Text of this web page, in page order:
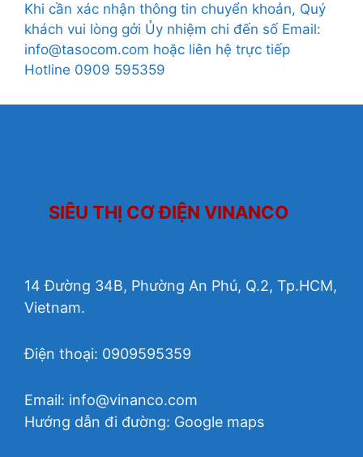
Khi cần xác nhận thông tin chuyển khoản, Quý
khách vui lòng gởi Ủy nhiệm chi đến số Email:
info@tasocom.com hoặc liên hệ trực tiếp
Hotline 0909 595359
SIÊU THỊ CƠ ĐIỆN VINANCO
14 Đường 34B, Phường An Phú, Q.2, Tp.HCM,
Vietnam.
Điện thoại: 0909595359
Email: info@vinanco.com
Hướng dẫn đi đường: Google maps